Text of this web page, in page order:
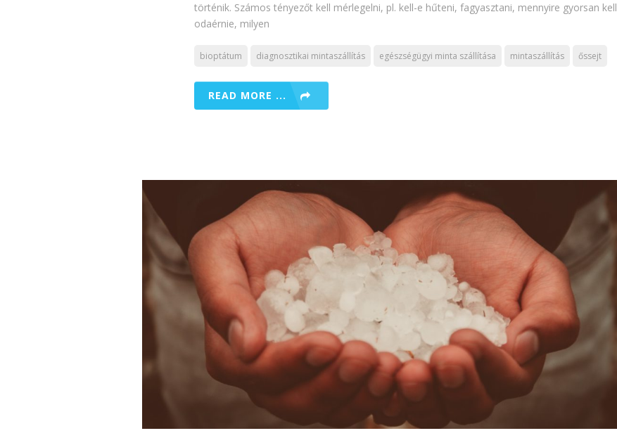
történik. Számos tényezőt kell mérlegelni, pl. kell-e hűteni, fagyasztani, mennyire gyorsan kell
odaérnie, milyen
bioptátum diagnosztikai mintaszállítás egészségügyi minta szállítása mintaszállítás őssejt
READ MORE ...